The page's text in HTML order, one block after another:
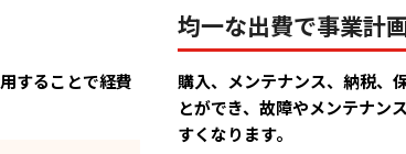
することで経費
均一な出費で事業計
購入、メンテナンス、納税、
とができ、故障やメンテナン
すくなります。